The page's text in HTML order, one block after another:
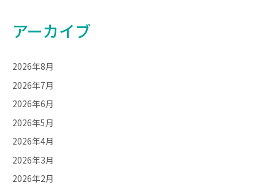
アーカイブ
2026年8月
2026年7月
2026年6月
2026年5月
2026年4月
2026年3月
2026年2月